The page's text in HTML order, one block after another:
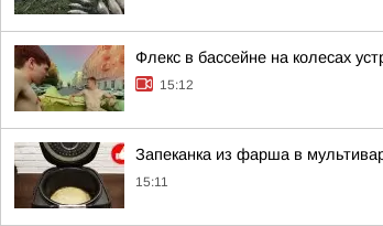
Флекс в бассейне на колесах
15:12
Запеканка из фарша в
15:11